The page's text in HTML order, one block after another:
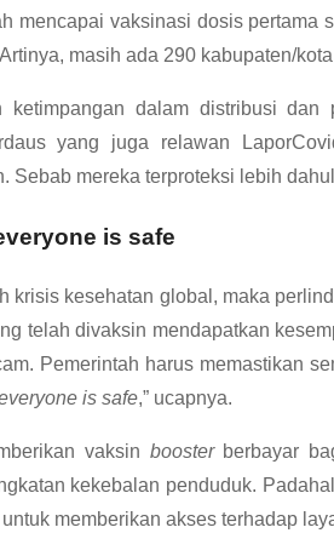
mencapai vaksinasi dosis
masih ada 290 kabupaten/
ketimpangan dalam distribusi
yang juga relawan
Sebab mereka terproteksi lebih
is safe
krisis kesehatan global, maka
telah divaksin mendapatkan
Pemerintah harus memastikan
is safe,” ucapnya.
vaksin booster berbayar
kekebalan penduduk.
memberikan akses terhadap